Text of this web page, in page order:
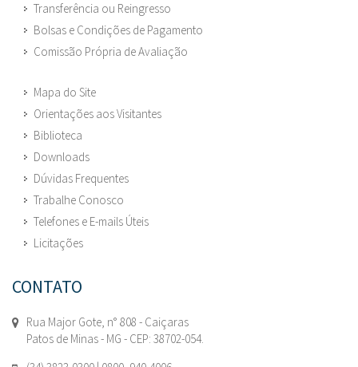
Transferência ou Reingresso
Bolsas e Condições de Pagamento
Comissão Própria de Avaliação
Mapa do Site
Orientações aos Visitantes
Biblioteca
Downloads
Dúvidas Frequentes
Trabalhe Conosco
Telefones e E-mails Úteis
Licitações
CONTATO
Rua Major Gote, n° 808 - Caiçaras
Patos de Minas - MG - CEP: 38702-054.